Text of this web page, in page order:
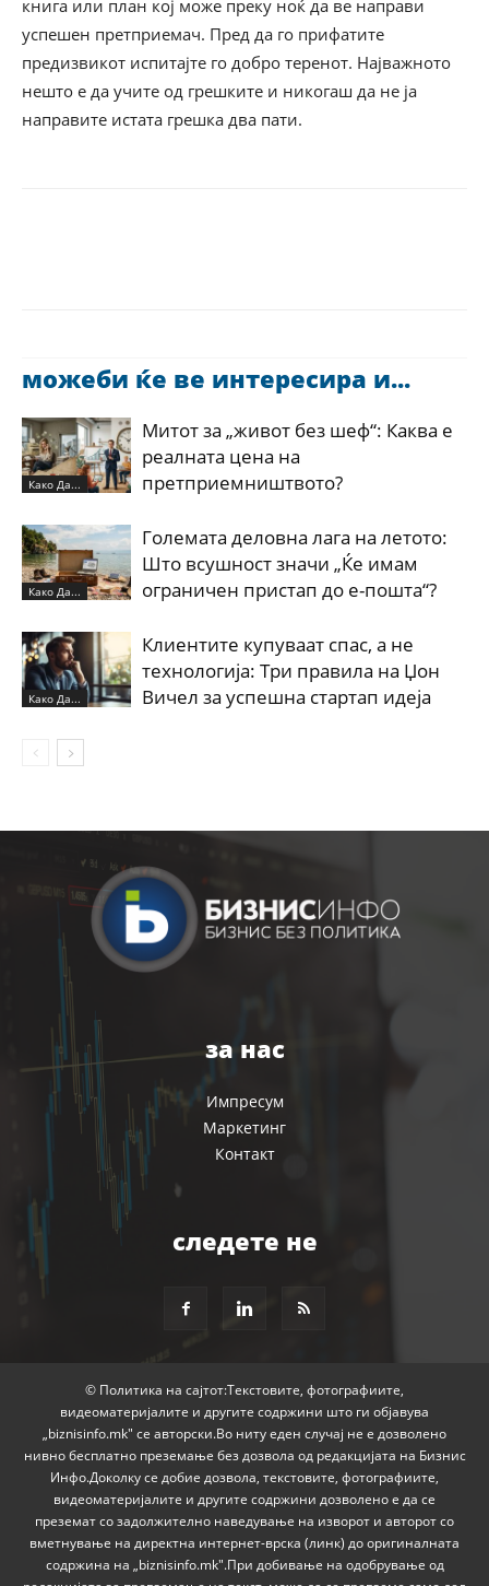
книга или план кој може преку ноќ да ве направи
успешен претприемач. Пред да го прифатите
предизвикот испитајте го добро теренот. Најважното
нешто е да учите од грешките и никогаш да не ја
направите истата грешка два пати.
можеби ќе ве интересира и...
Како Да...
Митот за „живот без шеф“: Каква е
реалната цена на
претприемништвото?
Како Да...
Големата деловна лага на летото:
Што всушност значи „Ќе имам
ограничен пристап до е-пошта“?
Како Да...
Клиентите купуваат спас, а не
технологија: Три правила на Џон
Вичел за успешна стартап идеја
за нас
Импресум
Маркетинг
Контакт
следете не
© Политика на сајтот:Текстовите, фотографиите,
видеоматеријалите и другите содржини што ги објавува
„biznisinfo.mk" се авторски.Во ниту еден случај не е дозволено
нивно бесплатно преземање без дозвола од редакцијата на Бизнис
Инфо.Доколку се добие дозвола, текстовите, фотографиите,
видеоматеријалите и другите содржини дозволено е да се
преземат со задолжително наведување на изворот и авторот со
вметнување на директна интернет-врска (линк) до оригиналната
содржина на „biznisinfo.mk".При добивање на одобрување од